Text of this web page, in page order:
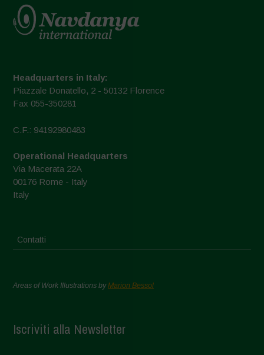
Headquarters in Italy:
Piazzale Donatello, 2 - 50132 Florence
Fax 055-350281
C.F.: 94192980483
Operational Headquarters
Via Macerata 22A
00176 Rome - Italy
Italy
Contatti
Areas of Work Illustrations byMarion Bessol
Iscriviti alla Newsletter